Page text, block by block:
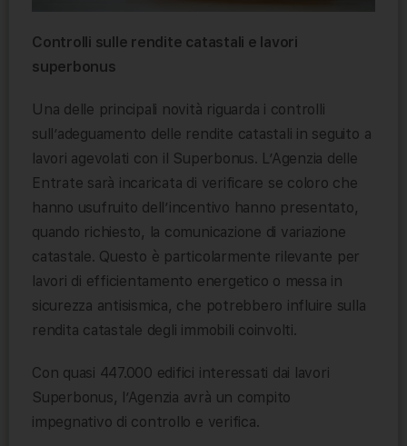
Controlli sulle rendite catastali e lavori
superbonus
Una delle principali novità riguarda i controlli
sull’adeguamento delle rendite catastali in seguito a
lavori agevolati con il Superbonus. L’Agenzia delle
Entrate sarà incaricata di verificare se coloro che
hanno usufruito dell’incentivo hanno presentato,
quando richiesto, la comunicazione di variazione
catastale. Questo è particolarmente rilevante per
lavori di efficientamento energetico o messa in
sicurezza antisismica, che potrebbero influire sulla
rendita catastale degli immobili coinvolti.
Con quasi 447.000 edifici interessati dai lavori
Superbonus, l’Agenzia avrà un compito
impegnativo di controllo e verifica.